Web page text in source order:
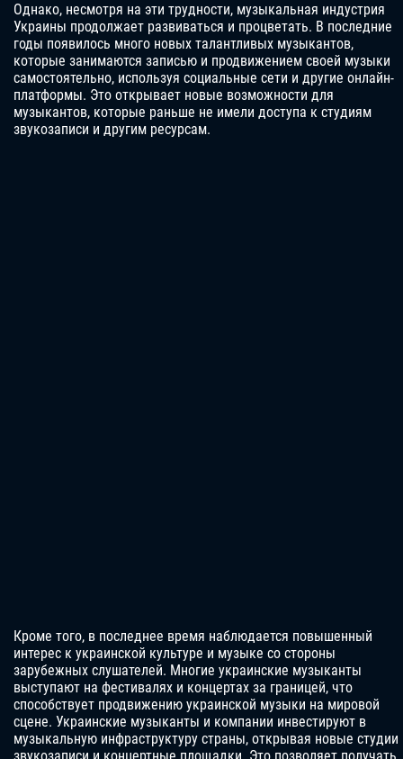
Однако, несмотря на эти трудности, музыкальная индустрия
Украины продолжает развиваться и процветать. В последние
годы появилось много новых талантливых музыкантов,
которые занимаются записью и продвижением своей музыки
самостоятельно, используя социальные сети и другие онлайн-
платформы. Это открывает новые возможности для
музыкантов, которые раньше не имели доступа к студиям
звукозаписи и другим ресурсам.
Кроме того, в последнее время наблюдается повышенный
интерес к украинской культуре и музыке со стороны
зарубежных слушателей. Многие украинские музыканты
выступают на фестивалях и концертах за границей, что
способствует продвижению украинской музыки на мировой
сцене. Украинские музыканты и компании инвестируют в
музыкальную инфраструктуру страны, открывая новые студии